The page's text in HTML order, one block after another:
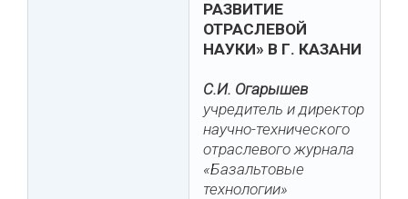
РАЗВИТИЕ
ОТРАСЛЕВОЙ
НАУКИ» В Г. КАЗАНИ
С.И. Огарышев
учредитель и директор
научно-технического
отраслевого журнала
«Базальтовые
технологии»